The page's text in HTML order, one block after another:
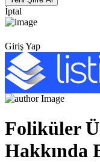
İptal
Giriş Yap
Foliküler
Hakkında